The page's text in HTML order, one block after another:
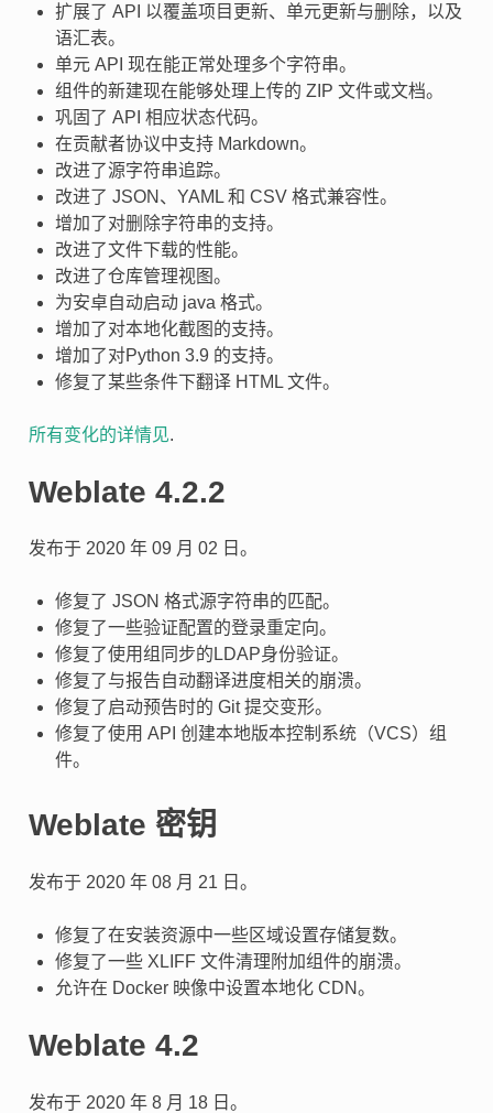
扩展了 API 以覆盖项目更新、单元更新与删除，以及
语汇表。
单元 API 现在能正常处理多个字符串。
组件的新建现在能够处理上传的 ZIP 文件或文档。
巩固了 API 相应状态代码。
在贡献者协议中支持 Markdown。
改进了源字符串追踪。
改进了 JSON、YAML 和 CSV 格式兼容性。
增加了对删除字符串的支持。
改进了文件下载的性能。
改进了仓库管理视图。
为安卓自动启动 java 格式。
增加了对本地化截图的支持。
增加了对Python 3.9 的支持。
修复了某些条件下翻译 HTML 文件。
所有变化的详情见.
Weblate 4.2.2
发布于 2020 年 09 月 02 日。
修复了 JSON 格式源字符串的匹配。
修复了一些验证配置的登录重定向。
修复了使用组同步的LDAP身份验证。
修复了与报告自动翻译进度相关的崩溃。
修复了启动预告时的 Git 提交变形。
修复了使用 API 创建本地版本控制系统（VCS）组
件。
Weblate 密钥
发布于 2020 年 08 月 21 日。
修复了在安装资源中一些区域设置存储复数。
修复了一些 XLIFF 文件清理附加组件的崩溃。
允许在 Docker 映像中设置本地化 CDN。
Weblate 4.2
发布于 2020 年 8 月 18 日。